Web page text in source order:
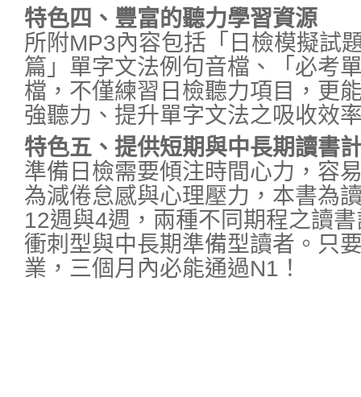
特色四、豐富的聽力學習資源
所附MP3內容包括「日檢模擬試
篇」單字文法例句音檔、「必考
檔，不僅練習日檢聽力項目，更
強聽力、提升單字文法之吸收效
特色五、提供短期與中長期讀書
準備日檢需要傾注時間心力，容
為減倦怠感與心理壓力，本書為
12週與4週，兩種不同期程之讀
衝刺型與中長期準備型讀者。只
業，三個月內必能通過N1！